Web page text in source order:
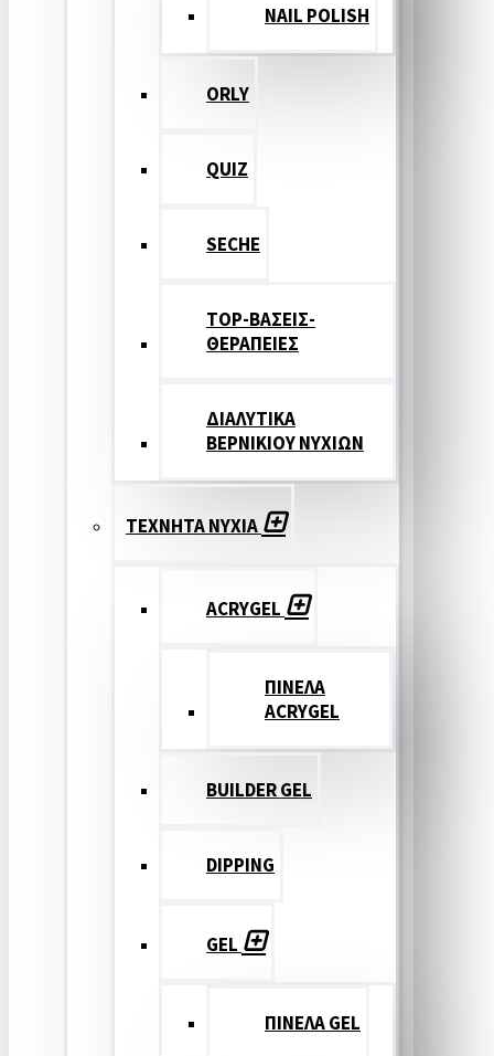
NAIL POLISH
ORLY
QUIZ
SECHE
TOP-ΒΑΣΕΙΣ-
ΘΕΡΑΠΕΙΕΣ
ΔΙΑΛΥΤΙΚΑ
ΒΕΡΝΙΚΙΟΥ ΝΥΧΙΩΝ
ΤΕΧΝΗΤΑ ΝΥΧΙΑ
ACRYGEL
ΠΙΝΕΛΑ
ACRYGEL
BUILDER GEL
DIPPING
GEL
ΠΙΝΕΛΑ GEL